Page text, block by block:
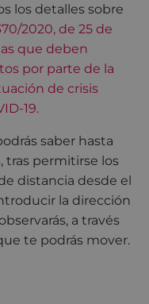
los detalles sobre
2020, de 25 de
que deben
por parte de la
de crisis
19.
saber hasta
tras permitirse los
distancia desde el
la dirección
a través
te podrás mover.